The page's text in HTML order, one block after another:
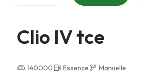
Clio IV tce
140000 Essence Manuelle